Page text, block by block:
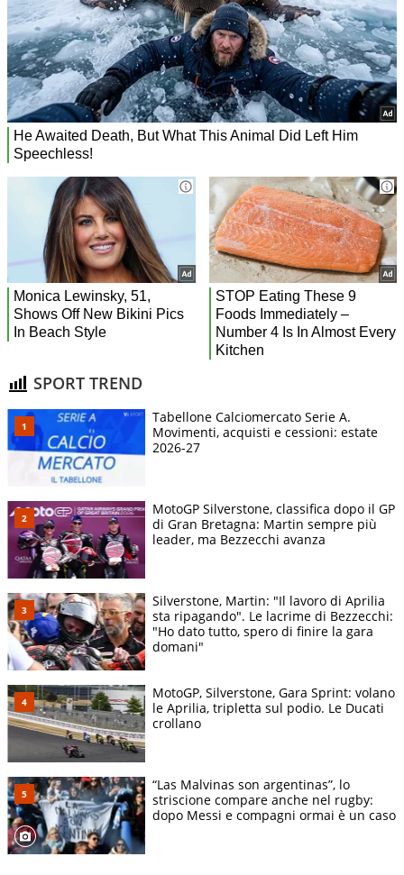
SPORT TREND
Tabellone Calciomercato Serie A.
Movimenti, acquisti e cessioni: estate
2026-27
MotoGP Silverstone, classifica dopo il GP
di Gran Bretagna: Martin sempre più
leader, ma Bezzecchi avanza
Silverstone, Martin: "Il lavoro di Aprilia
sta ripagando". Le lacrime di Bezzecchi:
"Ho dato tutto, spero di finire la gara
domani"
MotoGP, Silverstone, Gara Sprint: volano
le Aprilia, tripletta sul podio. Le Ducati
crollano
“Las Malvinas son argentinas”, lo
striscione compare anche nel rugby:
dopo Messi e compagni ormai è un caso